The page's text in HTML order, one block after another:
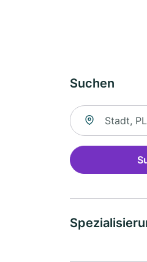
Suchen
Suche nach Ort